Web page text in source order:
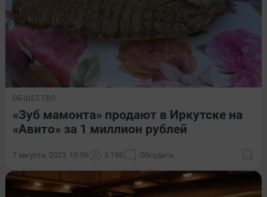
ОБЩЕСТВО
«Зуб мамонта» продают в Иркутске на
«Авито» за 1 миллион рублей
7 августа, 2023, 10:59 3 198 Обсудить